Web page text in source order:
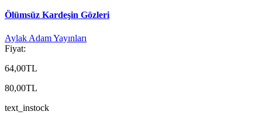
Ölümsüz Kardeşin Gözleri
Aylak Adam Yayınları
Fiyat:
64,00TL
80,00TL
text_instock